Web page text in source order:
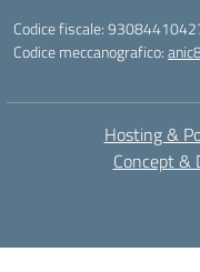
Codice fiscale:
Codice meccanografico:
Hosting &
Concept &